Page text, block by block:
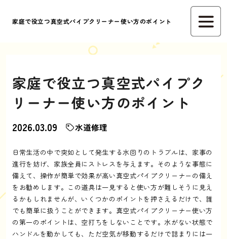
家庭で役立つ真空式パイプクリーナー使い方のポイント
家庭で役立つ真空式パイプク
リーナー使い方のポイント
2026.03.09 水道修理
日常生活の中で突如として発生する水回りのトラブルは、家事の
進行を妨げ、家族全員にストレスを与えます。そのような事態に
備えて、操作が簡単で効果が高い真空式パイプクリーナーの備え
をお勧めします。この道具は一見すると使い方が難しそうに見え
るかもしれませんが、いくつかのポイントを押さえるだけで、誰
でも簡単に扱うことができます。真空式パイプクリーナー使い方
の第一のポイントは、空打ちをしないことです。水がない状態で
ハンドルを動かしても、ただ空気が移動するだけで詰まりには一